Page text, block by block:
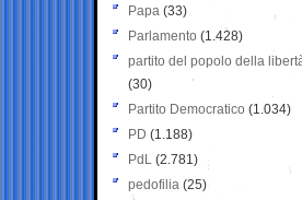
Papa (33)
Parlamento (1.428)
partito del popolo della
(30)
Partito Democratico (1.034)
PD (1.188)
PdL (2.781)
pedofilia (25)